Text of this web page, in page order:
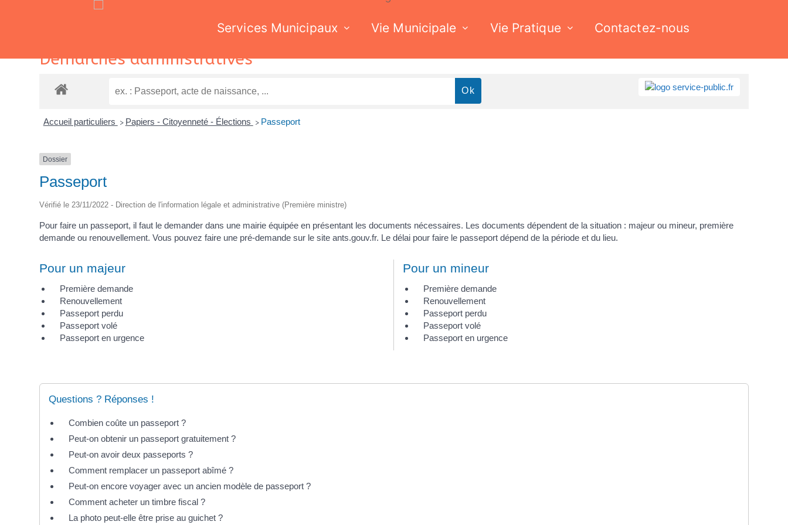
Services Municipaux Vie Municipale Vie Pratique Contactez-nous
Démarches administratives
Accueil particuliers > Papiers - Citoyenneté - Élections > Passeport
Dossier
Passeport
Vérifié le 23/11/2022 - Direction de l'information légale et administrative (Première ministre)
Pour faire un passeport, il faut le demander dans une mairie équipée en présentant les documents nécessaires. Les documents dépendent de la situation : majeur ou mineur, première
demande ou renouvellement. Vous pouvez faire une pré-demande sur le site ants.gouv.fr. Le délai pour faire le passeport dépend de la période et du lieu.
Pour un majeur
Première demande
Renouvellement
Passeport perdu
Passeport volé
Passeport en urgence
Pour un mineur
Première demande
Renouvellement
Passeport perdu
Passeport volé
Passeport en urgence
Questions ? Réponses !
Combien coûte un passeport ?
Peut-on obtenir un passeport gratuitement ?
Peut-on avoir deux passeports ?
Comment remplacer un passeport abîmé ?
Peut-on encore voyager avec un ancien modèle de passeport ?
Comment acheter un timbre fiscal ?
La photo peut-elle être prise au guichet ?